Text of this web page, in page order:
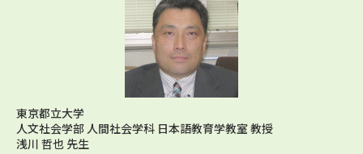
個人情報取扱規定
テレメール進学カタログ
訂正のご案内
東京都立大学
人文社会学部 人間社会学科 日本語教育学教室 教授
浅川 哲也 先生